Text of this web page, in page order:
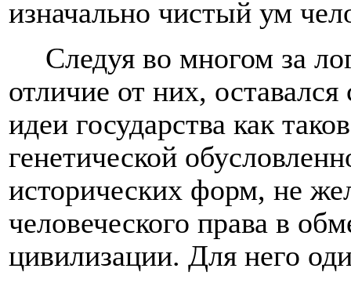
изначально чистый ум
Следуя во многом за
отличие от них,
идеи государства как
генетической
исторических форм, не
человеческого права в
цивилизации. Для него